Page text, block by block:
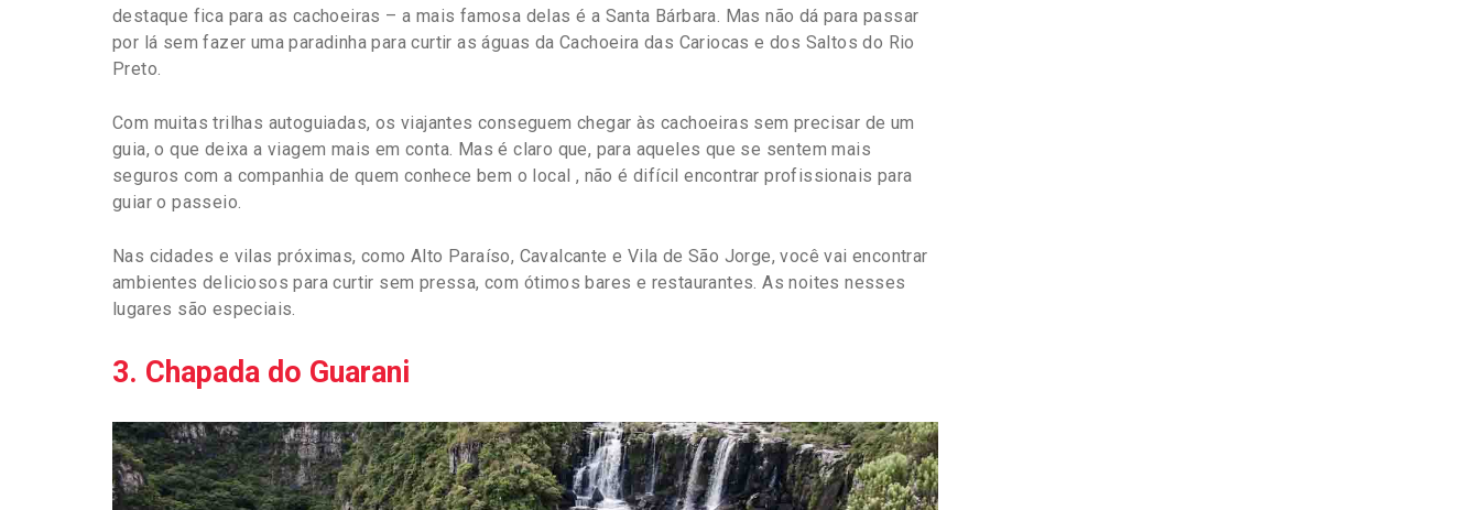
destaque fica para as cachoeiras – a mais famosa delas é a Santa Bárbara. Mas não dá para passar
por lá sem fazer uma paradinha para curtir as águas da Cachoeira das Cariocas e dos Saltos do Rio
Preto.
Com muitas trilhas autoguiadas, os viajantes conseguem chegar às cachoeiras sem precisar de um
guia, o que deixa a viagem mais em conta. Mas é claro que, para aqueles que se sentem mais
seguros com a companhia de quem conhece bem o local , não é difícil encontrar profissionais para
guiar o passeio.
Nas cidades e vilas próximas, como Alto Paraíso, Cavalcante e Vila de São Jorge, você vai encontrar
ambientes deliciosos para curtir sem pressa, com ótimos bares e restaurantes. As noites nesses
lugares são especiais.
3. Chapada do Guarani